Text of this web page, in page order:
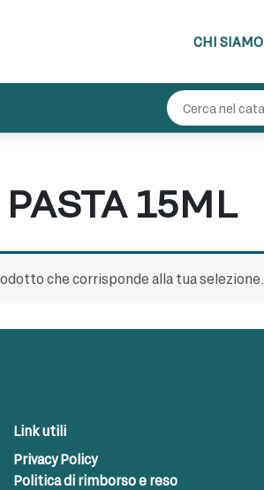
CHI SIAMO
15ML
che corrisponde alla tua selezione.
Link utili
Privacy Policy
Politica di rimborso e reso